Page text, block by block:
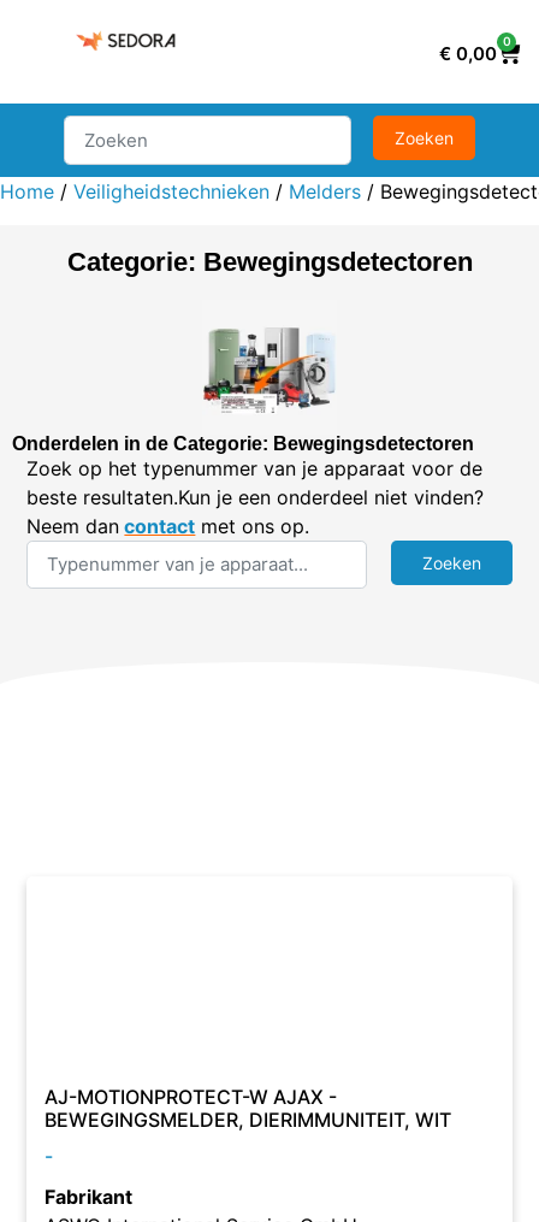
€ 0,00
0
Home / Veiligheidstechnieken / Melders /
Categorie: Bewegingsdetectoren
Onderdelen in de Categorie: Bewegingsdetectoren
Zoek op het typenummer van je apparaat voor de
beste resultaten.Kun je een onderdeel niet vinden?
Neem dan contact met ons op.
AJ-MOTIONPROTECT-W AJAX -
BEWEGINGSMELDER, DIERIMMUNITEIT, WIT
-
Fabrikant